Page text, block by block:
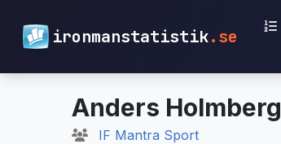
ironmanstatistik.se
Anders Holmberg
IF Mantra Sport